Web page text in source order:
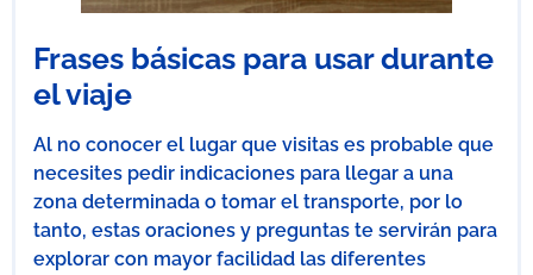
Frases básicas para usar durante
el viaje
Al no conocer el lugar que visitas es probable que
necesites pedir indicaciones para llegar a una
zona determinada o tomar el transporte, por lo
tanto, estas oraciones y preguntas te servirán para
explorar con mayor facilidad las diferentes